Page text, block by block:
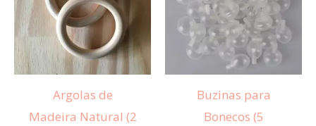
Argolas de
Madeira Natural (2
Buzinas para
Bonecos (5